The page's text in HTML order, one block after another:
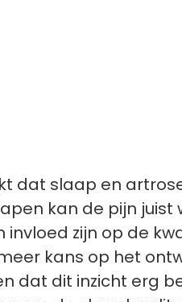
dat slaap en
kan de pijn
invloed zijn op de
kans op het
dat dit inzicht erg